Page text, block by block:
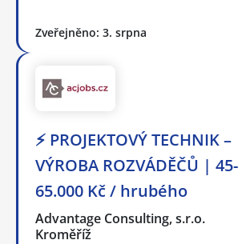
Zveřejněno: 3. srpna
⚡ PROJEKTOVÝ TECHNIK –
VÝROBA ROZVÁDĚČŮ | 45-
65.000 Kč / hrubého
Advantage Consulting, s.r.o.
Kroměříž